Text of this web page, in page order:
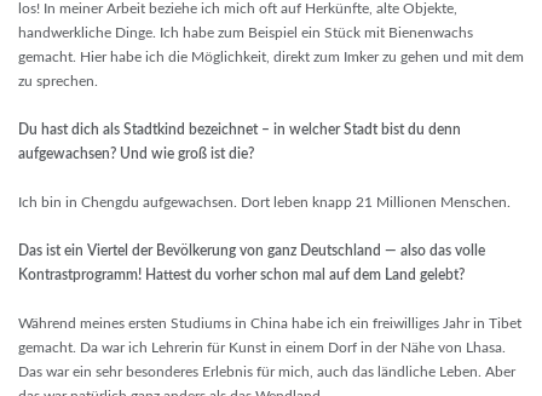
los! In meiner Arbeit beziehe ich mich oft auf Herkünfte, alte Objekte,
handwerkliche Dinge. Ich habe zum Beispiel ein Stück mit Bienenwachs
gemacht. Hier habe ich die Möglichkeit, direkt zum Imker zu gehen und mit dem
zu sprechen.
Du hast dich als Stadtkind bezeichnet – in welcher Stadt bist du denn
aufgewachsen? Und wie groß ist die?
Ich bin in Chengdu aufgewachsen. Dort leben knapp 21 Millionen Menschen.
Das ist ein Viertel der Bevölkerung von ganz Deutschland — also das volle
Kontrastprogramm! Hattest du vorher schon mal auf dem Land gelebt?
Während meines ersten Studiums in China habe ich ein freiwilliges Jahr in Tibet
gemacht. Da war ich Lehrerin für Kunst in einem Dorf in der Nähe von Lhasa.
Das war ein sehr besonderes Erlebnis für mich, auch das ländliche Leben. Aber